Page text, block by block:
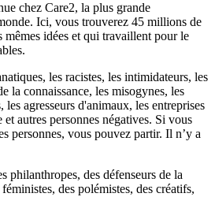
chez Care2, la plus grande
Ici, vous trouverez 45 millions de
mêmes idées et qui travaillent pour le
les racistes, les intimidateurs, les
la connaissance, les misogynes, les
agresseurs d'animaux, les entreprises
autres personnes négatives. Si vous
personnes, vous pouvez partir. Il n’y a
philanthropes, des défenseurs de la
des polémistes, des créatifs,